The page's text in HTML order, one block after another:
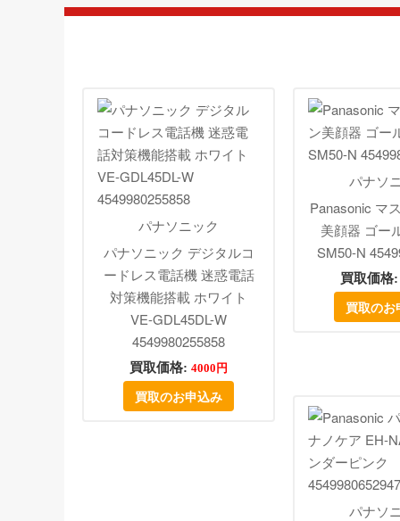
パナソニック
パナソニック デジタルコ
ードレス電話機 迷惑電話
対策機能搭載 ホワイト
VE-GDL45DL-W
4549980255858
買取価格: 4000円
買取のお申込み
パナソ
Panasonic マ
美顔器 ゴー
SM50-N
買取価格
買取のお
パナソ